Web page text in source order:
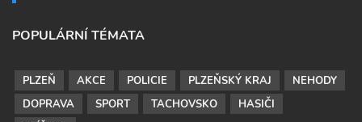
POPULÁRNÍ TÉMATA
PLZEŇ AKCE POLICIE PLZEŇSKÝ KRAJ
NEHODY
DOPRAVA
SPORT TACHOVSKO
HASIČI